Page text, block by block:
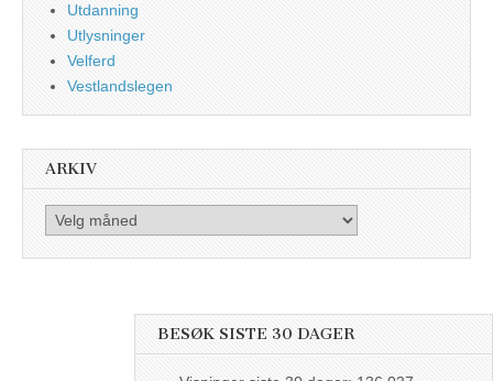
Utdanning
Utlysninger
Velferd
Vestlandslegen
ARKIV
Arkiv
BESØK SISTE 30 DAGER